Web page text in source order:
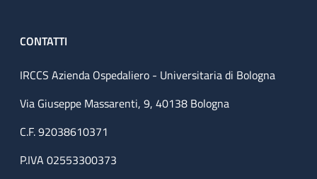
CONTATTI
IRCCS Azienda Ospedaliero - Universitaria di Bologna
Via Giuseppe Massarenti, 9, 40138 Bologna
C.F. 92038610371
P.IVA 02553300373